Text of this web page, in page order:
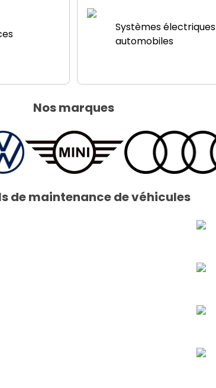
Systèmes électriques
automobiles
Nos marques
de maintenance de véhicules